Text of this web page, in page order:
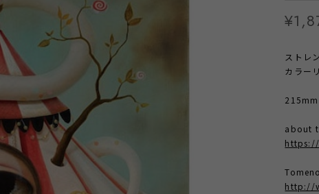
ストレ
カラー
about
http://